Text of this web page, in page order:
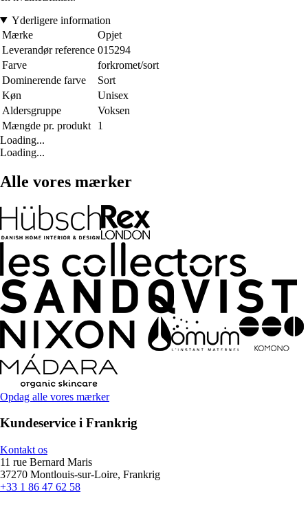
Yderligere information
Mærke
Opjet
Leverandør reference 015294
Farve
forkromet/sort
Dominerende farve
Sort
Køn
Unisex
Aldersgruppe
Voksen
Mængde pr. produkt
1
Loading...
Loading...
Alle vores mærker
Opdag alle vores mærker
Kundeservice i Frankrig
Kontakt os
11 rue Bernard Maris
37270 Montlouis-sur-Loire, Frankrig
+33 1 86 47 62 58